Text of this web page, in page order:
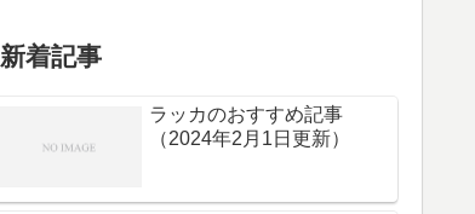
新着記事
ラッカのおすすめ記事
（2024年2月1日更新）